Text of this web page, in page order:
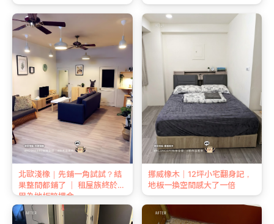
北歐淺橡｜先鋪一角試試？結
果整間都鋪了 ｜ 租屋族終於不
用為地板賠押金
挪威橡木｜12坪小宅翻身記，
地板一換空間感大了一倍